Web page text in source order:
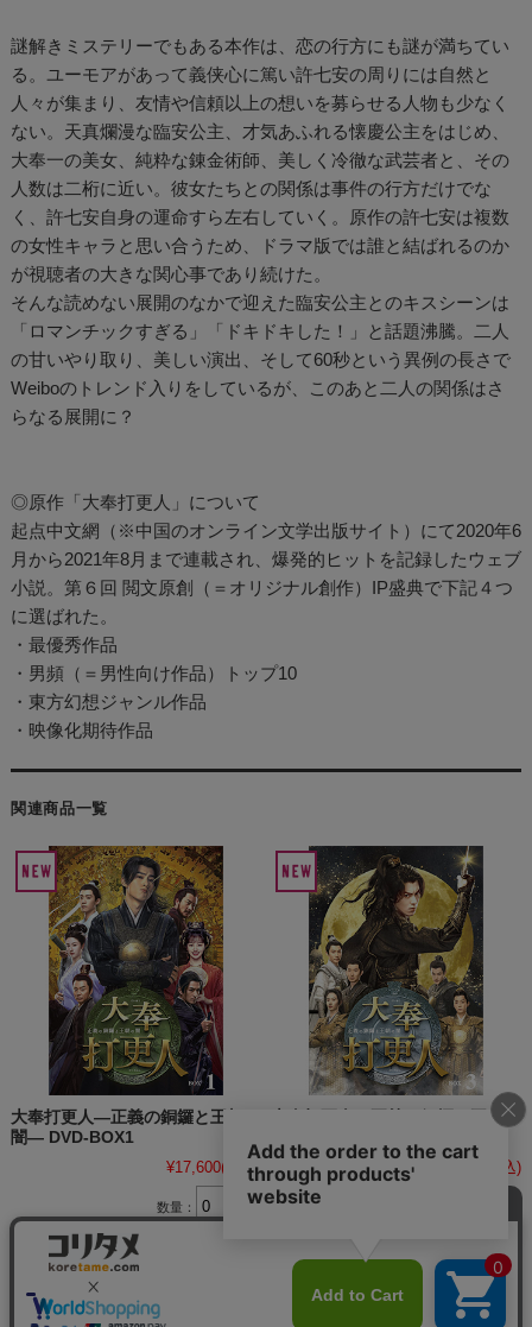
謎解きミステリーでもある本作は、恋の行方にも謎が満ちてい
る。ユーモアがあって義侠心に篤い許七安の周りには自然と
人々が集まり、友情や信頼以上の想いを募らせる人物も少なく
ない。天真爛漫な臨安公主、才気あふれる懐慶公主をはじめ、
大奉一の美女、純粋な錬金術師、美しく冷徹な武芸者と、その
人数は二桁に近い。彼女たちとの関係は事件の行方だけでな
く、許七安自身の運命すら左右していく。原作の許七安は複数
の女性キャラと思い合うため、ドラマ版では誰と結ばれるのか
が視聴者の大きな関心事であり続けた。
そんな読めない展開のなかで迎えた臨安公主とのキスシーンは
「ロマンチックすぎる」「ドキドキした！」と話題沸騰。二人
の甘いやり取り、美しい演出、そして60秒という異例の長さで
Weiboのトレンド入りをしているが、このあと二人の関係はさ
らなる展開に？
◎原作「大奉打更人」について
起点中文網（※中国のオンライン文学出版サイト）にて2020年6
月から2021年8月まで連載され、爆発的ヒットを記録したウェブ
小説。第６回 閲文原創（＝オリジナル創作）IP盛典で下記４つ
に選ばれた。
・最優秀作品
・男頻（＝男性向け作品）トップ10
・東方幻想ジャンル作品
・映像化期待作品
関連商品一覧
大奉打更人―正義の銅鑼と王朝の
闇― DVD-BOX1
¥17,600(税込)
数量： 個
大奉打更人―正義の銅鑼と王朝の
(税込)